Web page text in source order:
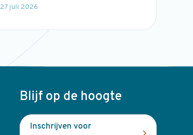
27 juli 2026
Blijf op de hoogte
Inschrijven voor